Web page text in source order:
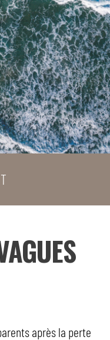
après la perte